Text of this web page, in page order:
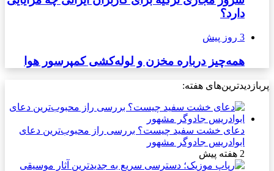
دارد؟
3 روز پیش
همه‌چیز درباره مخزن و لوله‌کشی کمپرسور هوا
پربازدیدترین‌های هفته:
دعای خشت سفید چیست؟ بررسی راز محبوب‌ترین دعای
ابوادریس جادوگر مشهور
2 هفته پیش